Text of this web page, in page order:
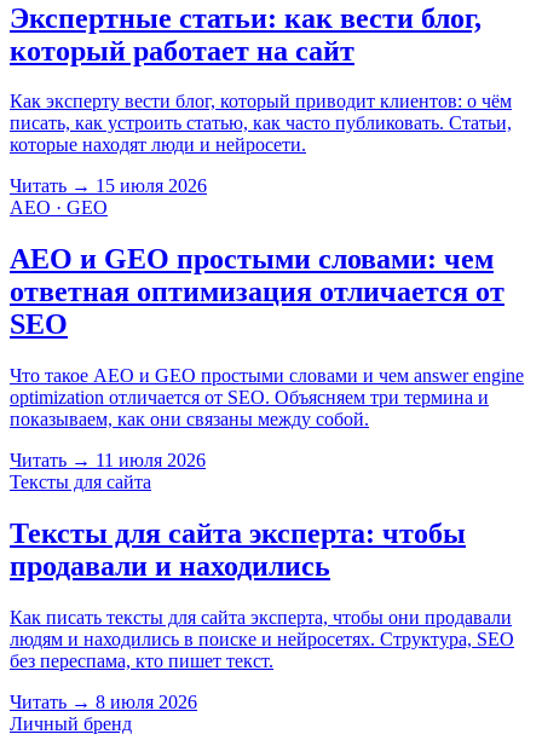
Экспертные статьи: как вести блог,
который работает на сайт
Как эксперту вести блог, который приводит клиентов: о чём
писать, как устроить статью, как часто публиковать. Статьи,
которые находят люди и нейросети.
Читать → 15 июля 2026
AEO · GEO
AEO и GEO простыми словами: чем
ответная оптимизация отличается от
SEO
Что такое AEO и GEO простыми словами и чем answer engine
optimization отличается от SEO. Объясняем три термина и
показываем, как они связаны между собой.
Читать → 11 июля 2026
Тексты для сайта
Тексты для сайта эксперта: чтобы
продавали и находились
Как писать тексты для сайта эксперта, чтобы они продавали
людям и находились в поиске и нейросетях. Структура, SEO
без переспама, кто пишет текст.
Читать → 8 июля 2026
Личный бренд